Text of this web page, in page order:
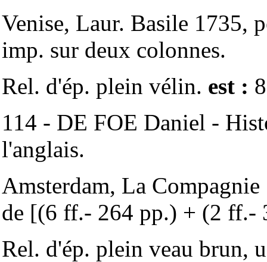
Venise, Laur. Basile 1735,
imp. sur deux colonnes.
Rel. d'ép. plein vélin. est :
114 - DE FOE Daniel -
l'anglais.
Amsterdam, La
de [(6 ff.- 264 pp.) + (2 ff.-
Rel. d'ép. plein veau brun,